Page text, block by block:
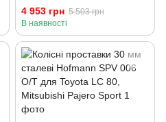
Pajero IV
4 953 грн 5 503 грн
В наявності